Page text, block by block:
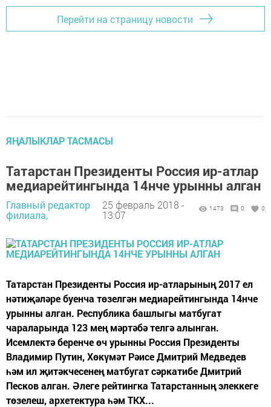
Перейти на страницу новости
ЯҢАЛЫКЛАР ТАСМАСЫ
Татарстан Президенты Россия ир-атла­р
медиарейтингында 14нче урынны алган
Главный редактор
филиала,
25 февраль 2018 -
13:07
1473 0 0
Татарстан Президенты Россия ир-атла­рының 2017 ел
нәтиҗәләре буенча төзелгән медиарейтингында 14нче
урынны алган. Республика башлыгы матбугат
чараларында 123 мең мәртәбә телгә алынган.
Исемлектә беренче өч урынны Рос­сия Президенты
Владимир Путин, Хөкүмәт Рәисе Дмитрий Медведев
һәм ил җитәкчесенең матбугат сәркатибе Дмитрий
Песков алган. Әлеге рейтингка Татарстанның элеккеге
төзе­леш, архетектура һәм ТКХ...